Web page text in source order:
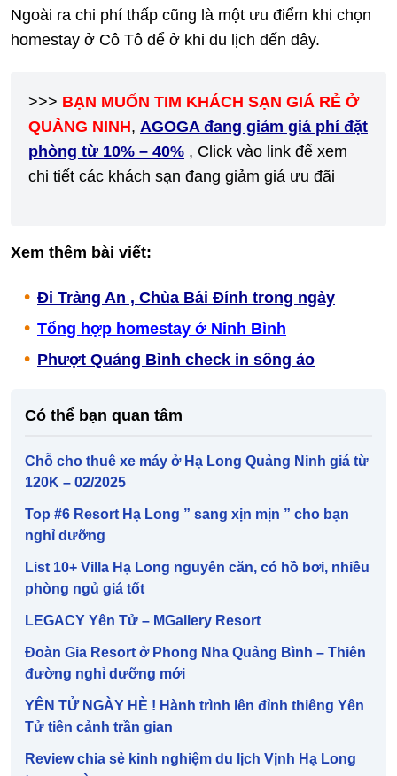
Ngoài ra chi phí thấp cũng là một ưu điểm khi chọn
homestay ở Cô Tô để ở khi du lịch đến đây.
>>> BẠN MUỐN TIM KHÁCH SẠN GIÁ RẺ Ở
QUẢNG NINH, AGOGA đang giảm giá phí đặt
phòng từ 10% – 40% , Click vào link để xem
chi tiết các khách sạn đang giảm giá ưu đãi
Xem thêm bài viết:
Đi Tràng An , Chùa Bái Đính trong ngày
Tổng hợp homestay ở Ninh Bình
Phượt Quảng Bình check in sống ảo
Có thể bạn quan tâm
Chỗ cho thuê xe máy ở Hạ Long Quảng Ninh giá từ
120K – 02/2025
Top #6 Resort Hạ Long ” sang xịn mịn ” cho bạn
nghỉ dưỡng
List 10+ Villa Hạ Long nguyên căn, có hồ bơi, nhiều
phòng ngủ giá tốt
LEGACY Yên Tử – MGallery Resort
Đoàn Gia Resort ở Phong Nha Quảng Bình – Thiên
đường nghỉ dưỡng mới
YÊN TỬ NGÀY HÈ ! Hành trình lên đỉnh thiêng Yên
Tử tiên cảnh trần gian
Review chia sẻ kinh nghiệm du lịch Vịnh Hạ Long